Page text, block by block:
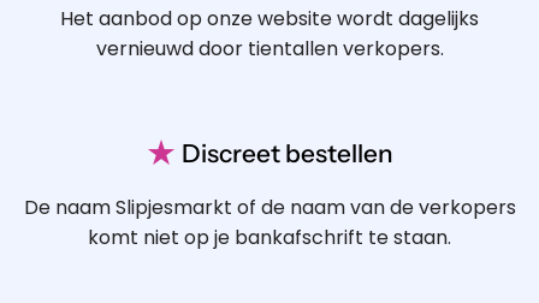
Het aanbod op onze website wordt dagelijks
vernieuwd door tientallen verkopers.
★ Discreet bestellen
De naam Slipjesmarkt of de naam van de verkopers
komt niet op je bankafschrift te staan.